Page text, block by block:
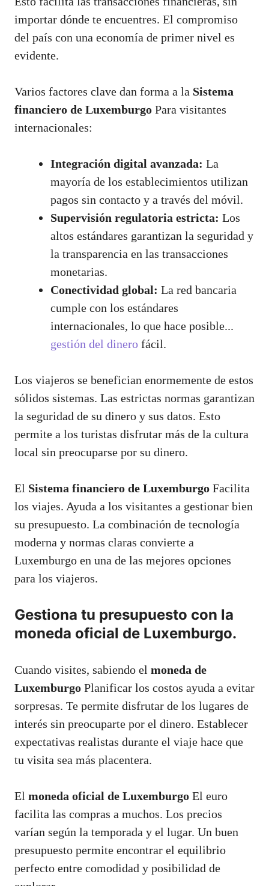
importar dónde te encuentres. El compromiso
del país con una economía de primer nivel es
evidente.
Varios factores clave dan forma a la Sistema
financiero de Luxemburgo Para visitantes
internacionales:
Integración digital avanzada: La
mayoría de los establecimientos utilizan
pagos sin contacto y a través del móvil.
Supervisión regulatoria estricta: Los
altos estándares garantizan la seguridad y
la transparencia en las transacciones
monetarias.
Conectividad global: La red bancaria
cumple con los estándares
internacionales, lo que hace posible...
gestión del dinero fácil.
Los viajeros se benefician enormemente de estos
sólidos sistemas. Las estrictas normas garantizan
la seguridad de su dinero y sus datos. Esto
permite a los turistas disfrutar más de la cultura
local sin preocuparse por su dinero.
El Sistema financiero de Luxemburgo Facilita
los viajes. Ayuda a los visitantes a gestionar bien
su presupuesto. La combinación de tecnología
moderna y normas claras convierte a
Luxemburgo en una de las mejores opciones
para los viajeros.
Gestiona tu presupuesto con la
moneda oficial de Luxemburgo.
Cuando visites, sabiendo el moneda de
Luxemburgo Planificar los costos ayuda a evitar
sorpresas. Te permite disfrutar de los lugares de
interés sin preocuparte por el dinero. Establecer
expectativas realistas durante el viaje hace que
tu visita sea más placentera.
El moneda oficial de Luxemburgo El euro
facilita las compras a muchos. Los precios
varían según la temporada y el lugar. Un buen
presupuesto permite encontrar el equilibrio
perfecto entre comodidad y posibilidad de